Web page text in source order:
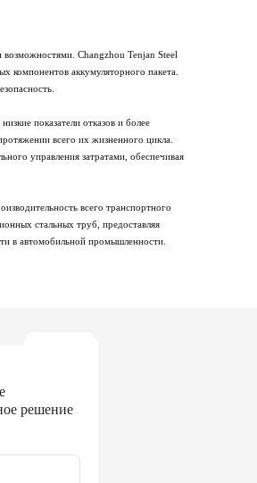
Changzhou Tenjan Steel
компонентов аккумуляторного пакета.
показатели отказов и более
всего их жизненного цикла.
управления затратами, обеспечивая
всего транспортного
стальных труб, предоставляя
в автомобильной промышленности.
решение